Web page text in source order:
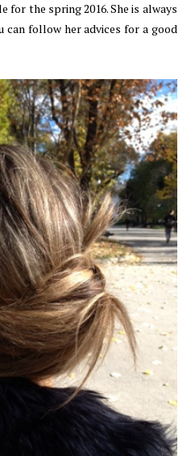
for the spring 2016. She is always
can follow her advices for a good